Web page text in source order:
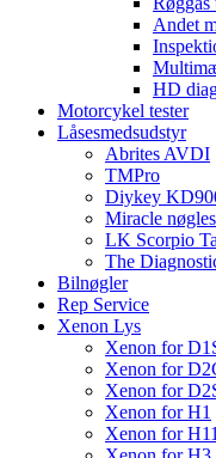
Andet
HD
Motorcykel tester
Låsesmedsudstyr
Abrites AVDI
TMPro
Diykey
Miracle
LK Scorpio
The
Bilnøgler
Rep Service
Xenon Lys
Xenon for
Xenon for
Xenon for
Xenon for H1
Xenon for H11